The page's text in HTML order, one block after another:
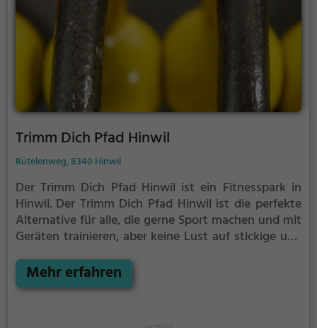
Trimm Dich Pfad Hinwil
Rütelenweg, 8340 Hinwil
Der Trimm Dich Pfad Hinwil ist ein Fitnesspark in
Hinwil. Der Trimm Dich Pfad Hinwil ist die perfekte
Alternative für alle, die gerne Sport machen und mit
Geräten trainieren, aber keine Lust auf stickige und
Mehr erfahren